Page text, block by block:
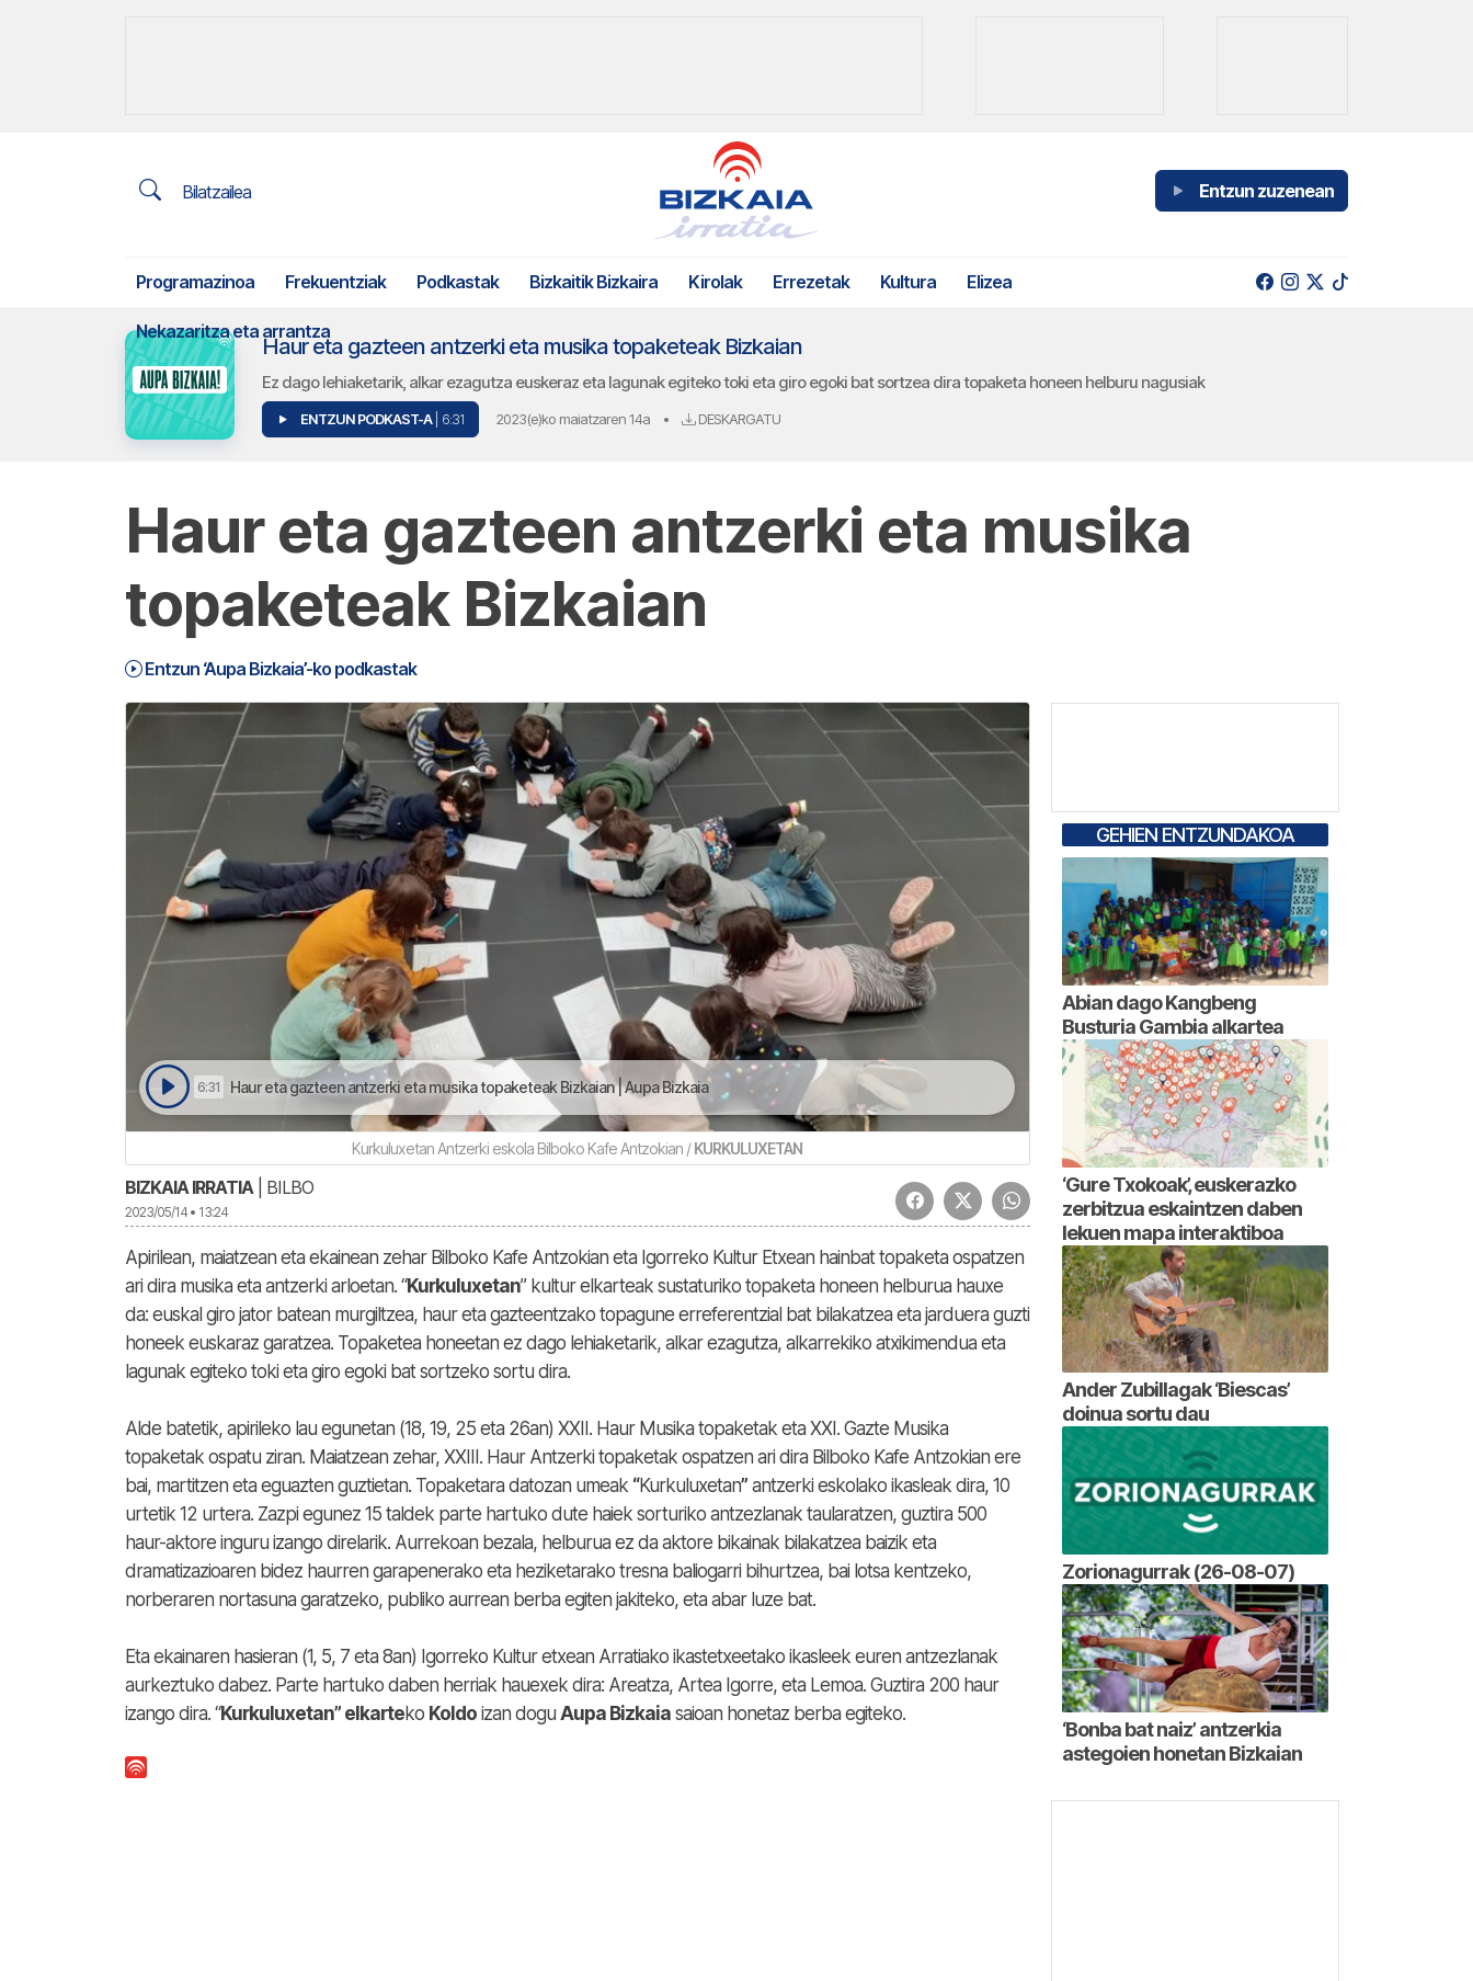
Bilatzailea Entzun zuzenean
Programazinoa Frekuentziak Podkastak Bizkaitik Bizkaira Kirolak Errezetak Kultura Elizea
Nekazaritza eta arrantza
Haur eta gazteen antzerki eta musika topaketeak Bizkaian
Ez dago lehiaketarik, alkar ezagutza euskeraz eta lagunak egiteko toki eta giro egoki bat sortzea dira topaketa honeen helburu nagusiak
ENTZUN PODKAST-A | 6:31 2023(e)ko maiatzaren 14a • DESKARGATU
Haur eta gazteen antzerki eta musika
topaketeak Bizkaian
Entzun ‘Aupa Bizkaia’-ko podkastak
6:31 Haur eta gazteen antzerki eta musika topaketeak Bizkaian | Aupa Bizkaia
Kurkuluxetan Antzerki eskola Bilboko Kafe Antzokian /KURKULUXETAN
BIZKAIA IRRATIA | BILBO
2023/05/14 • 13:24
Apirilean, maiatzean eta ekainean zehar Bilboko Kafe Antzokian eta Igorreko Kultur Etxean hainbat topaketa ospatzen
ari dira musika eta antzerki arloetan. “Kurkuluxetan” kultur elkarteak sustaturiko topaketa honeen helburua hauxe
da: euskal giro jator batean murgiltzea, haur eta gazteentzako topagune erreferentzial bat bilakatzea eta jarduera guzti
honeek euskaraz garatzea. Topaketea honeetan ez dago lehiaketarik, alkar ezagutza, alkarrekiko atxikimendua eta
lagunak egiteko toki eta giro egoki bat sortzeko sortu dira.
Alde batetik, apirileko lau egunetan (18, 19, 25 eta 26an) XXII. Haur Musika topaketak eta XXI. Gazte Musika
topaketak ospatu ziran. Maiatzean zehar, XXIII. Haur Antzerki topaketak ospatzen ari dira Bilboko Kafe Antzokian ere
bai, martitzen eta eguazten guztietan. Topaketara datozan umeak “Kurkuluxetan” antzerki eskolako ikasleak dira, 10
urtetik 12 urtera. Zazpi egunez 15 taldek parte hartuko dute haiek sorturiko antzezlanak taularatzen, guztira 500
haur-aktore inguru izango direlarik. Aurrekoan bezala, helburua ez da aktore bikainak bilakatzea baizik eta
dramatizazioaren bidez haurren garapenerako eta heziketarako tresna baliogarri bihurtzea, bai lotsa kentzeko,
norberaren nortasuna garatzeko, publiko aurrean berba egiten jakiteko, eta abar luze bat.
Eta ekainaren hasieran (1, 5, 7 eta 8an) Igorreko Kultur etxean Arratiako ikastetxeetako ikasleek euren antzezlanak
aurkeztuko dabez. Parte hartuko daben herriak hauexek dira: Areatza, Artea Igorre, eta Lemoa. Guztira 200 haur
izango dira. “Kurkuluxetan” elkarteko Koldo izan dogu Aupa Bizkaia saioan honetaz berba egiteko.
GEHIEN ENTZUNDAKOA
Abian dago Kangbeng
Busturia Gambia alkartea
‘Gure Txokoak’, euskerazko
zerbitzua eskaintzen daben
lekuen mapa interaktiboa
Ander Zubillagak ‘Biescas’
doinua sortu dau
Zorionagurrak (26-08-07)
‘Bonba bat naiz’ antzerkia
astegoien honetan Bizkaian